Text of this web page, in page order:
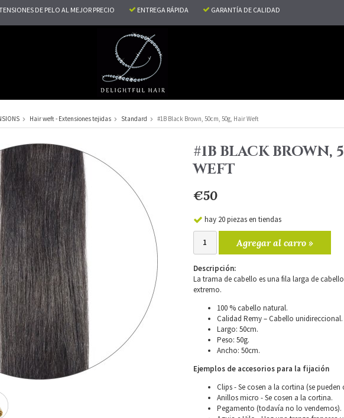
DE PELO AL MEJOR PRECIO ENTREGA RÁPIDA GARANTÍA DE CALIDAD
Hair weft - Extensiones tejidas Standard #1B Black Brown, 50cm, 50g, Hair Weft
#1B BLACK BROWN,
WEFT
€50
hay 20 piezas en tiendas
Agregar al carro »
Descripción:
La trama de cabello es una fila larga de
extremo.
100 % cabello natural.
Calidad Remy – Cabello unidireccional.
Largo: 50cm.
Peso: 50g.
Ancho: 50cm.
Ejemplos de accesorios para la fijación
Clips - Se cosen a la cortina (se
Anillos micro - Se cosen a la cortina.
Pegamento (todavía no lo vendemos).